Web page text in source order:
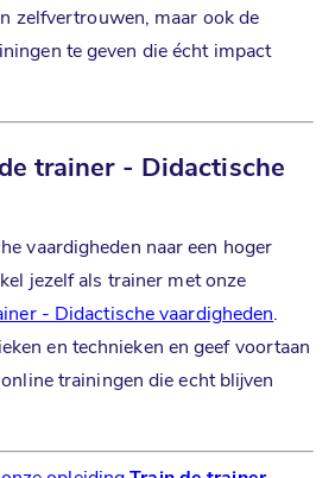
zelfvertrouwen, maar ook de
te geven die écht impact
trainer - Didactische
vaardigheden naar een hoger
jezelf als trainer met onze
- Didactische vaardigheden.
en technieken en geef voortaan
trainingen die echt blijven